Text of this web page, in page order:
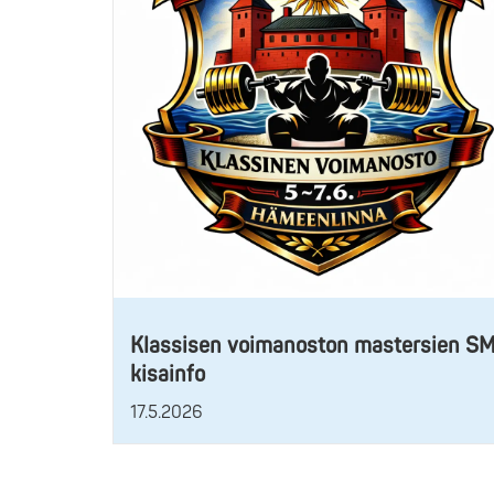
Klassisen voimanoston mastersien
kisainfo
17.5.2026